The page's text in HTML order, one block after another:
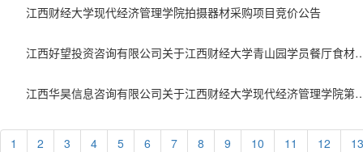
江西财经大学现代经济管理学院拍摄器材采购项目竞价公告
江西好望投资咨询有限公司关于江西财经大学
江西华昊信息咨询有限公司关于江西财经大学现代经济管理学院第六
1 2 3 4 5 6 7 8 9 10 11 12
13